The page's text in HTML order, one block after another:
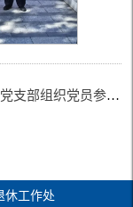
中国人民抗日战争纪念馆
休工作处